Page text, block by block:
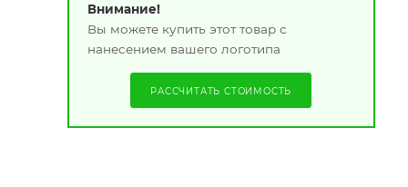
Внимание!
Вы можете купить этот товар с
нанесением вашего логотипа
РАССЧИТАТЬ СТОИМОСТЬ